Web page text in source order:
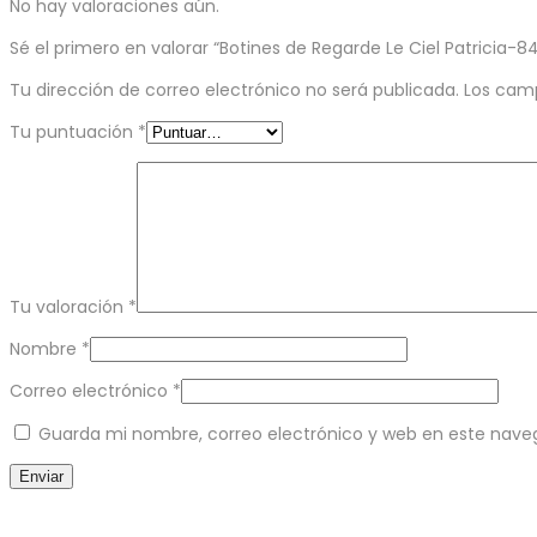
No hay valoraciones aún.
Sé el primero en valorar “Botines de Regarde Le Ciel Patricia-
Tu dirección de correo electrónico no será publicada. Los
Tu puntuación *
Tu valoración *
Nombre *
Correo electrónico *
Guarda mi nombre, correo electrónico y web en este